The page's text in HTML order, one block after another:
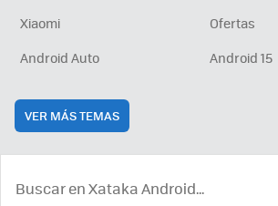
Xiaomi
Ofertas
Android Auto
Android 15
VER MÁS TEMAS